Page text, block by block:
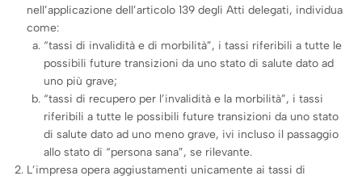
nell’applicazione dell’articolo 139 degli Atti delegati, individua
come:
“tassi di invalidità e di morbilità”, i tassi riferibili a tutte le
possibili future transizioni da uno stato di salute dato ad
uno più grave;
“tassi di recupero per l’invalidità e la morbilità”, i tassi
riferibili a tutte le possibili future transizioni da uno stato
di salute dato ad uno meno grave, ivi incluso il passaggio
allo stato di “persona sana”, se rilevante.
L’impresa opera aggiustamenti unicamente ai tassi di